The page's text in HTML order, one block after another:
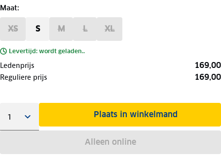
Maat:
XS S M L XL
Levertijd: wordt geladen..
Ledenprijs 169,00
Reguliere prijs 169,00
Plaats in winkelmand
Alleen online